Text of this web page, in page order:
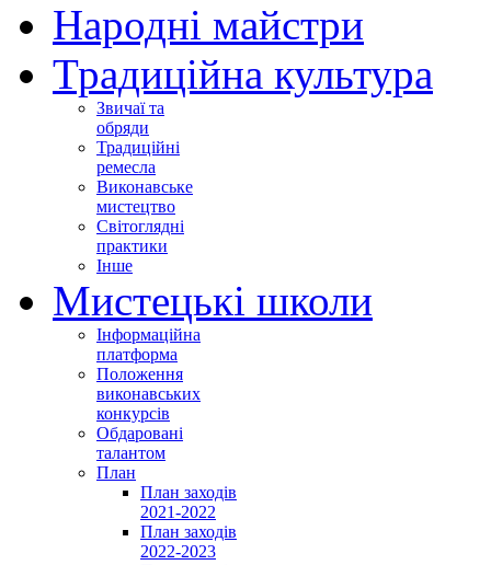
Народні майстри
Традиційна культура
Звичаї та
обряди
Традиційні
ремесла
Виконавське
мистецтво
Світоглядні
практики
Інше
Мистецькі школи
Інформаційна
платформа
Положення
виконавських
конкурсів
Обдаровані
талантом
План
План заходів
2021-2022
План заходів
2022-2023